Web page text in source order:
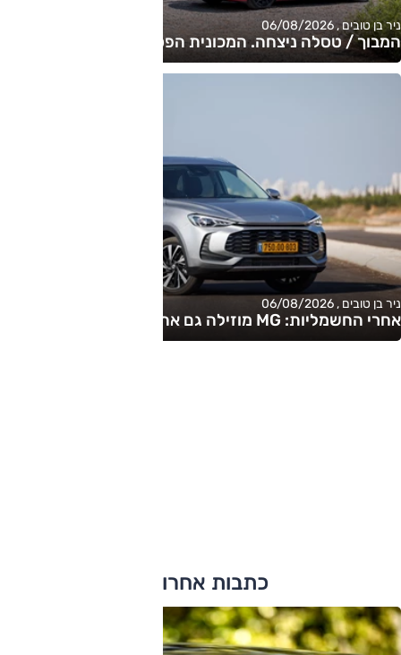
ניר בן טובים , 06/08/2026
המבוך / טסלה ניצחה. המכונית הפסידה
ניר בן טובים , 06/08/2026
אחרי החשמליות: MG מוזילה גם את ההיברידיות
כתבות אחרונות